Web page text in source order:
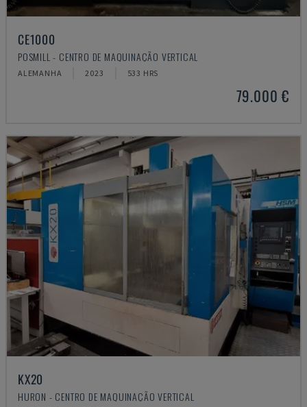
CE1000
POSMILL - CENTRO DE MAQUINAÇÃO VERTICAL
ALEMANHA 2023 533 HRS
79.000 €
KX20
HURON - CENTRO DE MAQUINAÇÃO VERTICAL